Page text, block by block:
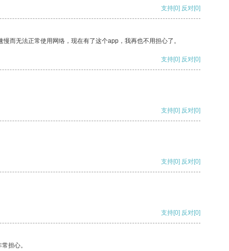
支持[0] 反对[0]
而无法正常使用网络，现在有了这个app，我再也不用担心了。
支持[0] 反对[0]
支持[0] 反对[0]
支持[0] 反对[0]
支持[0] 反对[0]
担心。